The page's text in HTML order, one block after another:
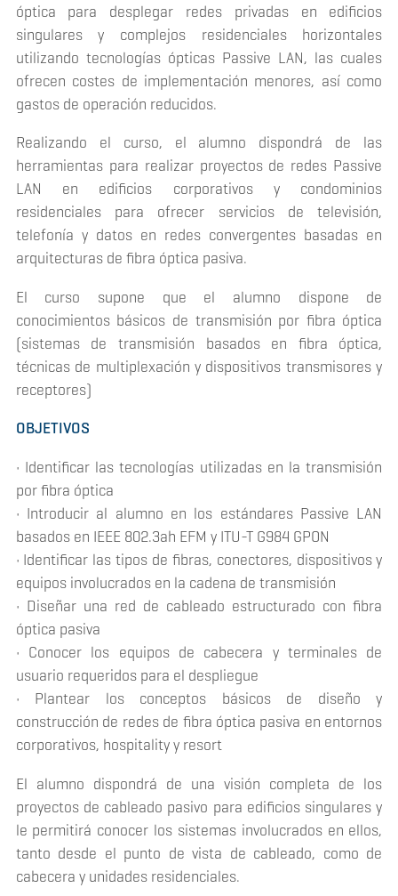
óptica para desplegar redes privadas en edificios
singulares y complejos residenciales horizontales
utilizando tecnologías ópticas Passive LAN, las cuales
ofrecen costes de implementación menores, así como
gastos de operación reducidos.
Realizando el curso, el alumno dispondrá de las
herramientas para realizar proyectos de redes Passive
LAN en edificios corporativos y condominios
residenciales para ofrecer servicios de televisión,
telefonía y datos en redes convergentes basadas en
arquitecturas de fibra óptica pasiva.
El curso supone que el alumno dispone de
conocimientos básicos de transmisión por fibra óptica
(sistemas de transmisión basados en fibra óptica,
técnicas de multiplexación y dispositivos transmisores y
receptores)
OBJETIVOS
• Identificar las tecnologías utilizadas en la transmisión
por fibra óptica
• Introducir al alumno en los estándares Passive LAN
basados en IEEE 802.3ah EFM y ITU-T G984 GPON
• Identificar las tipos de fibras, conectores, dispositivos y
equipos involucrados en la cadena de transmisión
• Diseñar una red de cableado estructurado con fibra
óptica pasiva
• Conocer los equipos de cabecera y terminales de
usuario requeridos para el despliegue
• Plantear los conceptos básicos de diseño y
construcción de redes de fibra óptica pasiva en entornos
corporativos, hospitality y resort
El alumno dispondrá de una visión completa de los
proyectos de cableado pasivo para edificios singulares y
le permitirá conocer los sistemas involucrados en ellos,
tanto desde el punto de vista de cableado, como de
cabecera y unidades residenciales.